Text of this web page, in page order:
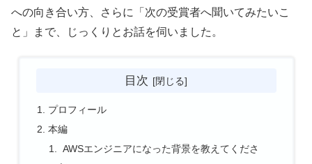
への向き合い方、さらに「次の受賞者へ聞いてみたいこ
と」まで、じっくりとお話を伺いました。
目次
プロフィール
本編
AWSエンジニアになった背景を教えてくださ